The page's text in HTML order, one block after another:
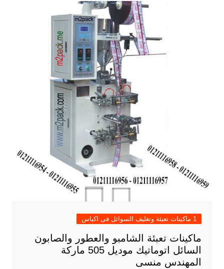
1 ماكينات تعبئة وتغليف السوائل فى اكياس
ماكينات تعبئة الشامبو والعطور والصابون
السائل اتوماتيك موديل 505 ماركة
المهندس منسى